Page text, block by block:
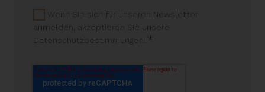
Wenn Sie sich für unseren Newsletter
anmelden, akzeptieren Sie unsere
Datenschutzbestimmungen.
*